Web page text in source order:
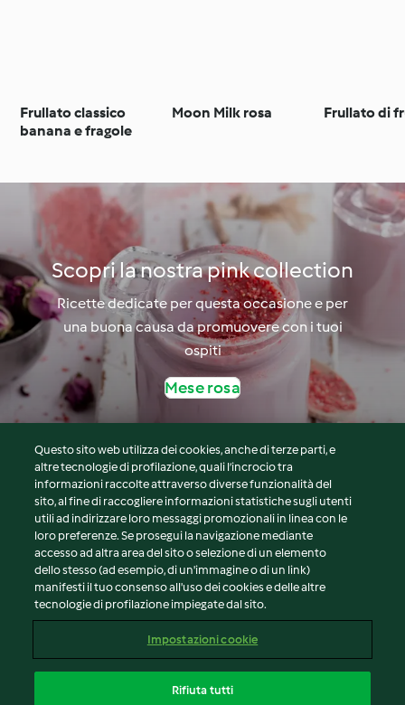
Frullato classico
banana e fragole
Moon Milk rosa Frullato di
Scopri la nostra pink collection
Ricette dedicate per questa occasione e per
una buona causa da promuovere con i tuoi
ospiti
Mese rosa
© Copyright 2026
Termini del servizio
Informativa sulla privacy
Avvertenze generali
Note legali
Contenuto del rapporto
Questo sito web utilizza dei cookies, anche di terze parti, e
altre tecnologie di profilazione, quali l’incrocio tra
informazioni raccolte attraverso diverse funzionalità del
sito, al fine di raccogliere informazioni statistiche sugli utenti
utili ad indirizzare loro messaggi promozionali in linea con le
loro preferenze. Se prosegui la navigazione mediante
accesso ad altra area del sito o selezione di un elemento
dello stesso (ad esempio, di un'immagine o di un link)
manifesti il tuo consenso all'uso dei cookies e delle altre
tecnologie di profilazione impiegate dal sito.
Impostazioni cookie
Rifiuta tutti